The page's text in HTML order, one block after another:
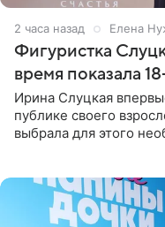
2 часа назад Елена
Фигуристка
время показала
Ирина Слуцкая
публике своего
выбрала для этого